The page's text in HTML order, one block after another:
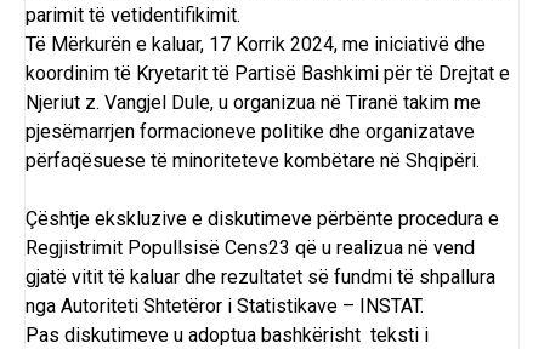
parimit të vetidentifikimit.
Të Mërkurën e kaluar, 17 Korrik 2024, me iniciativë dhe
koordinim të Kryetarit të Partisë Bashkimi për të Drejtat e
Njeriut z. Vangjel Dule, u organizua në Tiranë takim me
pjesëmarrjen formacioneve politike dhe organizatave
përfaqësuese të minoriteteve kombëtare në Shqipëri.
Çështje ekskluzive e diskutimeve përbënte procedura e
Regjistrimit Popullsisë Cens23 që u realizua në vend
gjatë vitit të kaluar dhe rezultatet së fundmi të shpallura
nga Autoriteti Shtetëror i Statistikave – INSTAT.
Pas diskutimeve u adoptua bashkërisht teksti i